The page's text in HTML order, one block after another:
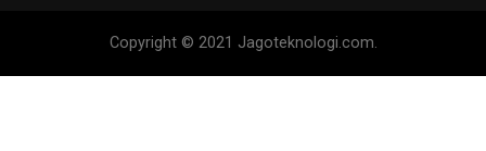
Copyright © 2021 Jagoteknologi.com.